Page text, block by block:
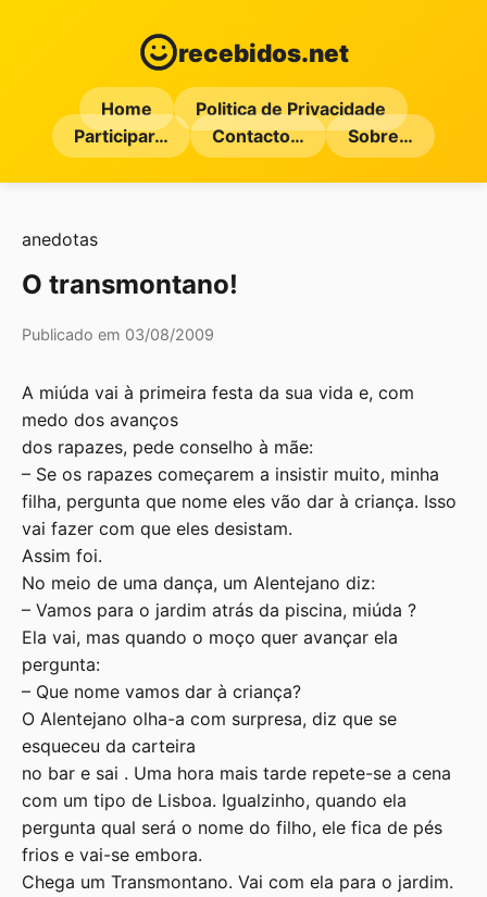
recebidos.net
Home
Politica de Privacidade
Participar…
Contacto… Sobre…
anedotas
O transmontano!
Publicado em 03/08/2009
A miúda vai à primeira festa da sua vida e, com
medo dos avanços
dos rapazes, pede conselho à mãe:
– Se os rapazes começarem a insistir muito, minha
filha, pergunta que nome eles vão dar à criança. Isso
vai fazer com que eles desistam.
Assim foi.
No meio de uma dança, um Alentejano diz:
– Vamos para o jardim atrás da piscina, miúda ?
Ela vai, mas quando o moço quer avançar ela
pergunta:
– Que nome vamos dar à criança?
O Alentejano olha-a com surpresa, diz que se
esqueceu da carteira
no bar e sai . Uma hora mais tarde repete-se a cena
com um tipo de Lisboa. Igualzinho, quando ela
pergunta qual será o nome do filho, ele fica de pés
frios e vai-se embora.
Chega um Transmontano. Vai com ela para o jardim.